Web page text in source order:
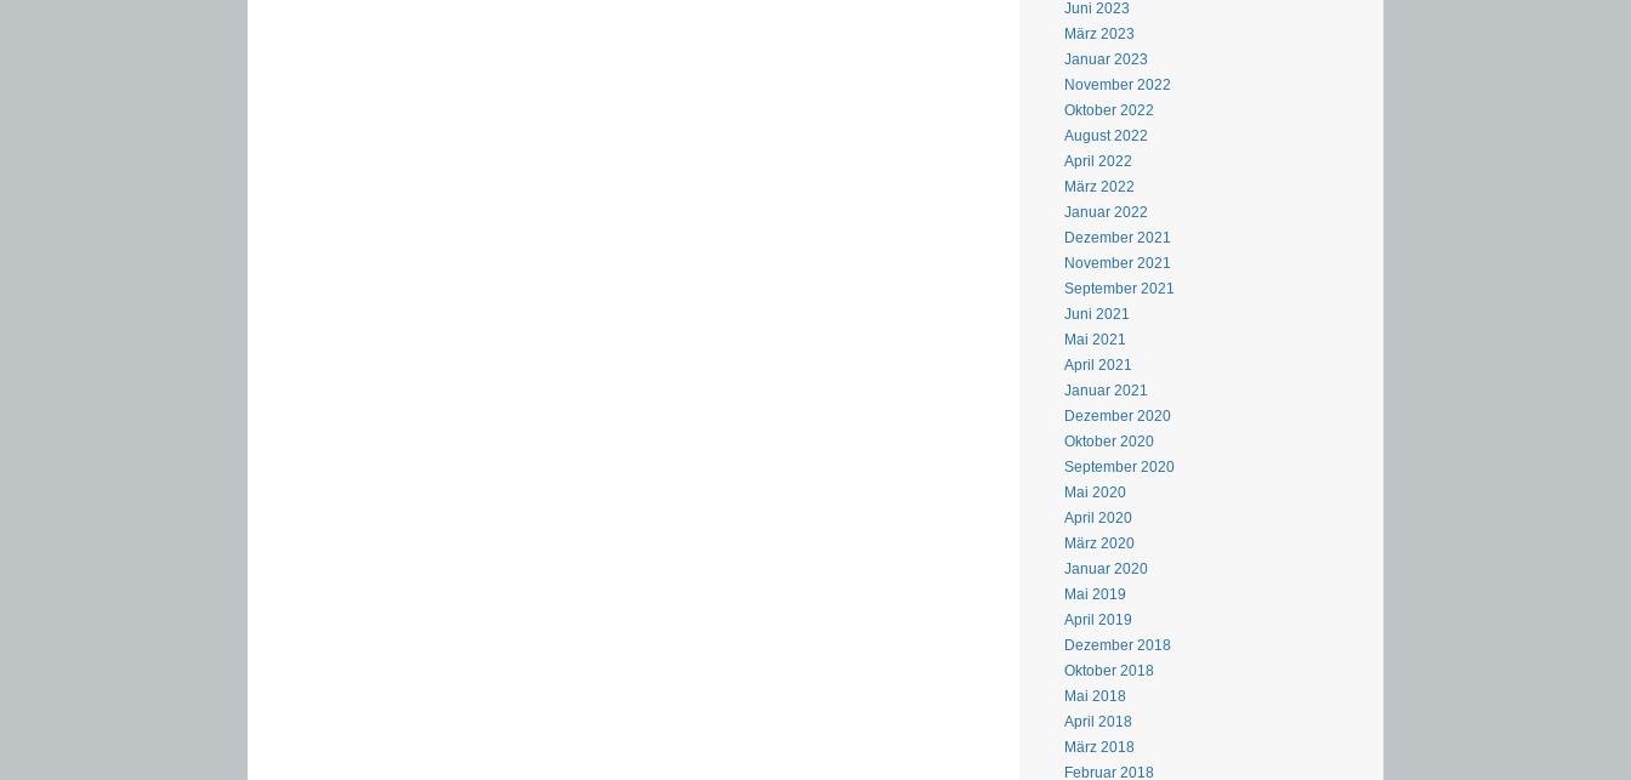
Juni 2023
März 2023
Januar 2023
November 2022
Oktober 2022
August 2022
April 2022
März 2022
Januar 2022
Dezember 2021
November 2021
September 2021
Juni 2021
Mai 2021
April 2021
Januar 2021
Dezember 2020
Oktober 2020
September 2020
Mai 2020
April 2020
März 2020
Januar 2020
Mai 2019
April 2019
Dezember 2018
Oktober 2018
Mai 2018
April 2018
März 2018
Februar 2018